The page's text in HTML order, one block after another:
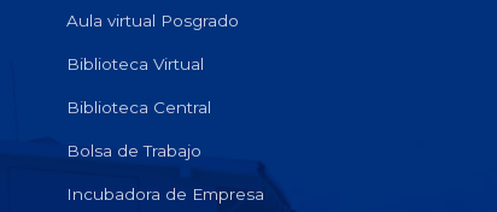
Aula virtual Posgrado
Biblioteca Virtual
Biblioteca Central
Bolsa de Trabajo
Incubadora de Empresa